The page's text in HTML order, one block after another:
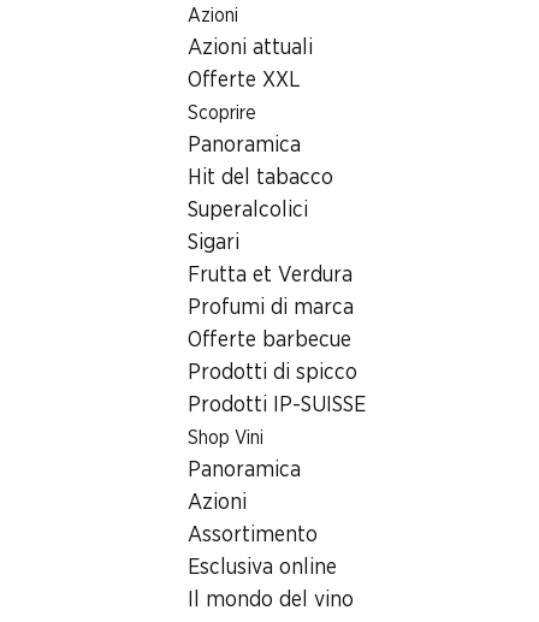
Azioni
Azioni attuali
Offerte XXL
Scoprire
Panoramica
Hit del tabacco
Superalcolici
Sigari
Frutta et Verdura
Profumi di marca
Offerte barbecue
Prodotti di spicco
Prodotti IP-SUISSE
Shop Vini
Panoramica
Azioni
Assortimento
Esclusiva online
Il mondo del vino
Ricerca di filiale
Filiale Denner Rue du marché concours 2, 2350
2350 Saignelégier
Satellite Denner
+41 32 950 13 45
Alle indicazioni stradali
Orari di apertura